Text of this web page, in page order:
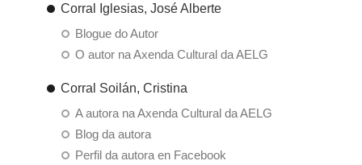
Corral Iglesias, José Alberte
Blogue do Autor
O autor na Axenda Cultural da AELG
Corral Soilán, Cristina
A autora na Axenda Cultural da AELG
Blog da autora
Perfil da autora en Facebook